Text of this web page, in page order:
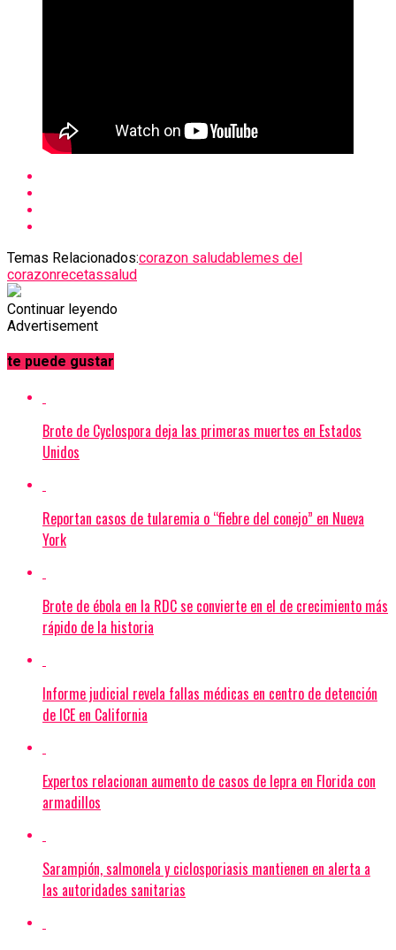
Temas Relacionados:corazon saludablemes del
corazonrecetassalud
Continuar leyendo
Advertisement
te puede gustar
Brote de Cyclospora deja las primeras muertes en Estados
Unidos
Reportan casos de tularemia o “fiebre del conejo” en Nueva
York
Brote de ébola en la RDC se convierte en el de crecimiento más
rápido de la historia
Informe judicial revela fallas médicas en centro de detención
de ICE en California
Expertos relacionan aumento de casos de lepra en Florida con
armadillos
Sarampión, salmonela y ciclosporiasis mantienen en alerta a
las autoridades sanitarias